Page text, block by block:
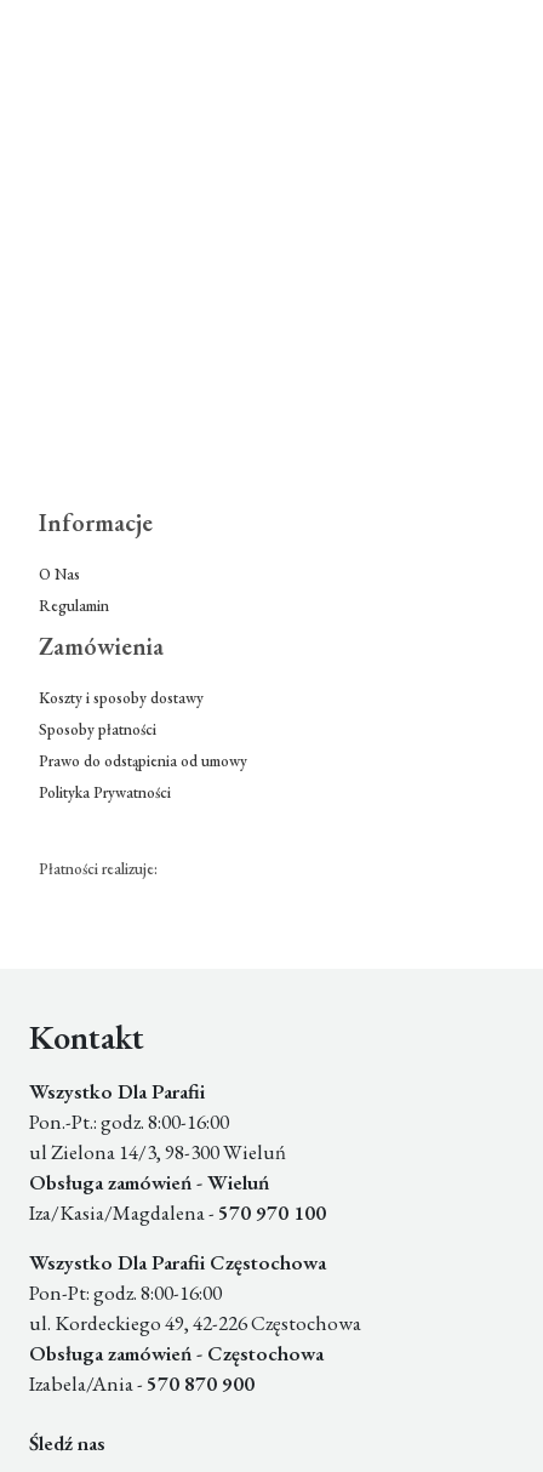
Informacje
O Nas
Regulamin
Zamówienia
Koszty i sposoby dostawy
Sposoby płatności
Prawo do odstąpienia od umowy
Polityka Prywatności
Płatności realizuje:
Kontakt
Wszystko Dla Parafii
Pon.-Pt.: godz. 8:00-16:00
ul Zielona 14/3, 98-300 Wieluń
Obsługa zamówień - Wieluń
Iza/Kasia/Magdalena - 570 970 100
Wszystko Dla Parafii Częstochowa
Pon-Pt: godz. 8:00-16:00
ul. Kordeckiego 49, 42-226 Częstochowa
Obsługa zamówień - Częstochowa
Izabela/Ania - 570 870 900
Śledź nas